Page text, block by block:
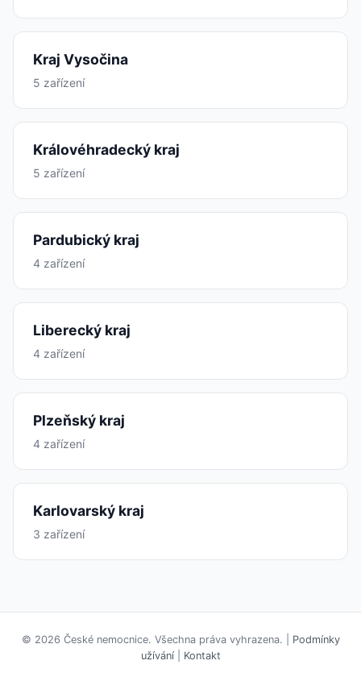
Kraj Vysočina
5 zařízení
Královéhradecký kraj
5 zařízení
Pardubický kraj
4 zařízení
Liberecký kraj
4 zařízení
Plzeňský kraj
4 zařízení
Karlovarský kraj
3 zařízení
© 2026 České nemocnice. Všechna práva vyhrazena. | Podmínky
užívání| Kontakt